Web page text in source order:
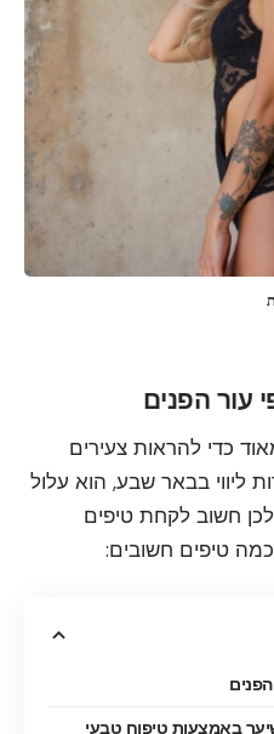
כדי להראות צעירים
ליווי בבאר שבע, הוא עלול
חשוב לקחת טיפים
טיפים חשובים: